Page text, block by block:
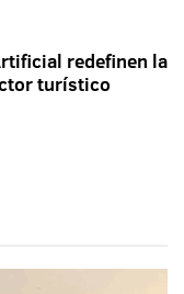
redefinen la
turístico